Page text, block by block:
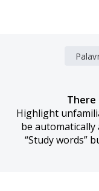
There
Highlight
be automatically
“Study words”